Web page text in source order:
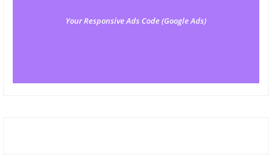
Your Responsive Ads Code (Google Ads)